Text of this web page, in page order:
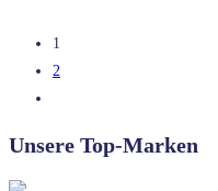
1
2
Unsere Top-Marken